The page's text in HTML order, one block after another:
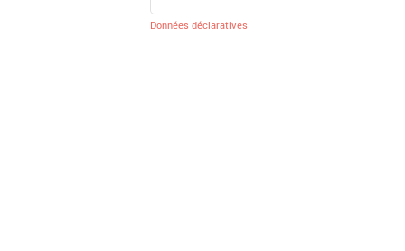
Données déclaratives